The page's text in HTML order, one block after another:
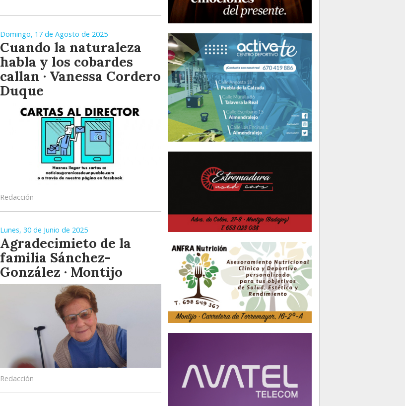
Domingo, 17 de Agosto de 2025
Cuando la naturaleza
habla y los cobardes
callan · Vanessa Cordero
Duque
Redacción
Lunes, 30 de Junio de 2025
Agradecimieto de la
familia Sánchez-
González · Montijo
Redacción